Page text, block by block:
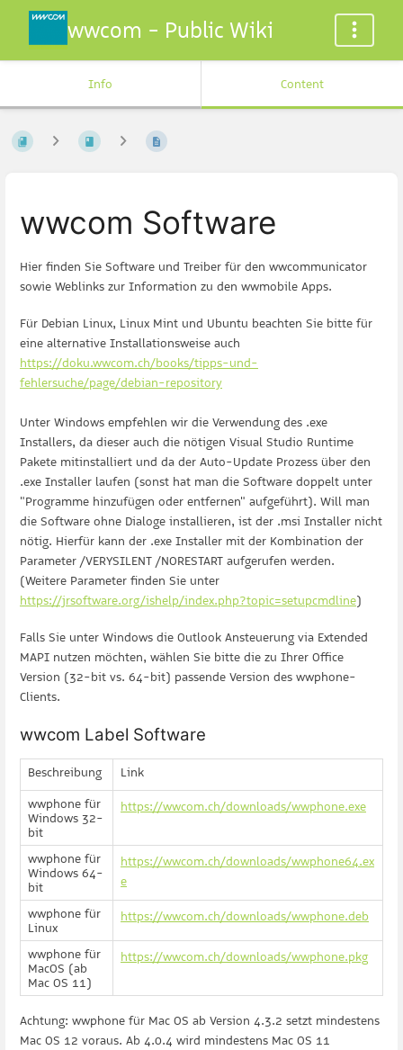
wwcom - Public Wiki
Info Content
wwcom Software
Hier finden Sie Software und Treiber für den wwcommunicator
sowie Weblinks zur Information zu den wwmobile Apps.
Für Debian Linux, Linux Mint und Ubuntu beachten Sie bitte für
eine alternative Installationsweise auch
https://doku.wwcom.ch/books/tipps-und-
fehlersuche/page/debian-repository
Unter Windows empfehlen wir die Verwendung des .exe
Installers, da dieser auch die nötigen Visual Studio Runtime
Pakete mitinstalliert und da der Auto-Update Prozess über den
.exe Installer laufen (sonst hat man die Software doppelt unter
"Programme hinzufügen oder entfernen" aufgeführt). Will man
die Software ohne Dialoge installieren, ist der .msi Installer nicht
nötig. Hierfür kann der .exe Installer mit der Kombination der
Parameter /VERYSILENT /NORESTART aufgerufen werden.
(Weitere Parameter finden Sie unter
https://jrsoftware.org/ishelp/index.php?topic=setupcmdline)
Falls Sie unter Windows die Outlook Ansteuerung via Extended
MAPI nutzen möchten, wählen Sie bitte die zu Ihrer Office
Version (32-bit vs. 64-bit) passende Version des wwphone-
Clients.
wwcom Label Software
Beschreibung
Link
wwphone für
Windows 32-
bit
https://wwcom.ch/downloads/wwphone.exe
wwphone für
Windows 64-
bit
https://wwcom.ch/downloads/wwphone64.ex
e
wwphone für
Linux
https://wwcom.ch/downloads/wwphone.deb
wwphone für
MacOS (ab
Mac OS 11)
https://wwcom.ch/downloads/wwphone.pkg
Achtung: wwphone für Mac OS ab Version 4.3.2 setzt mindestens
Mac OS 12 voraus. Ab 4.0.4 wird mindestens Mac OS 11